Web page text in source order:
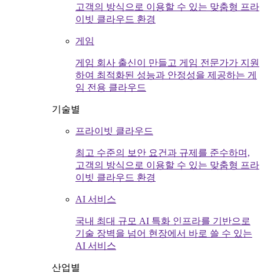
고객의 방식으로 이용할 수 있는 맞춤형 프라
이빗 클라우드 환경
게임
게임 회사 출신이 만들고 게임 전문가가 지원
하여 최적화된 성능과 안정성을 제공하는 게
임 전용 클라우드
기술별
프라이빗 클라우드
최고 수준의 보안 요건과 규제를 준수하며,
고객의 방식으로 이용할 수 있는 맞춤형 프라
이빗 클라우드 환경
AI 서비스
국내 최대 규모 AI 특화 인프라를 기반으로
기술 장벽을 넘어 현장에서 바로 쓸 수 있는
AI 서비스
산업별